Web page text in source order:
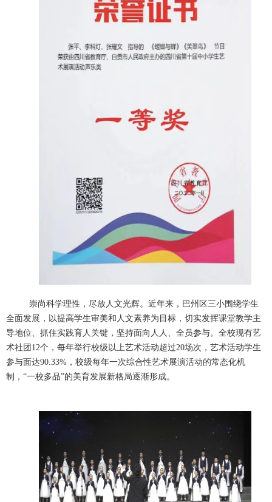
崇尚科学理性，尽放人文光辉。近年来，巴州区三小围绕学生
全面发展，以提高学生审美和人文素养为目标，切实发挥课堂教学主
导地位、抓住实践育人关键，坚持面向人人、全员参与。全校现有艺
术社团 12个，每年举行校级以上艺术活动超过20场次，艺术活动学生
参与面达90.33% ，校级每年一次综合性艺术展演活动的常态化机
制， “一校多品”的美育发展新格局逐渐形成。